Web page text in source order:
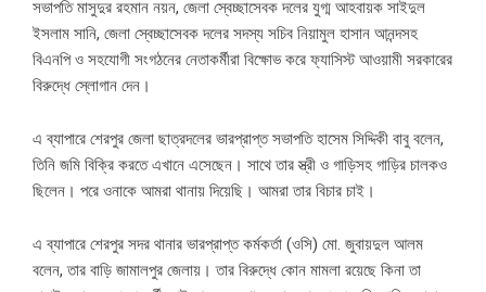
সভাপতি মাসুদুর রহমান নয়ন, জেলা স্বেচ্ছাসেবক দলের যুগ্ম আহবায়ক সাইদুল
ইসলাম সানি, জেলা স্বেচ্ছাসেবক দলের সদস্য সচিব নিয়ামুল হাসান আনন্দসহ
বিএনপি ও সহযোগী সংগঠনের নেতাকর্মীরা বিক্ষোভ করে ফ্যাসিস্ট আওয়ামী সরকারের
বিরুদ্ধে স্লোগান দেন।
এ ব্যাপারে শেরপুর জেলা ছাত্রদলের ভারপ্রাপ্ত সভাপতি হাসেম সিদ্দিকী বাবু বলেন,
তিনি জমি বিক্রি করতে এখানে এসেছেন। সাথে তার স্ত্রী ও গাড়িসহ গাড়ির চালকও
ছিলেন। পরে ওনাকে আমরা থানায় দিয়েছি। আমরা তার বিচার চাই।
এ ব্যাপারে শেরপুর সদর থানার ভারপ্রাপ্ত কর্মকর্তা (ওসি) মো. জুবায়দুল আলম
বলেন, তার বাড়ি জামালপুর জেলায়। তার বিরুদ্ধে কোন মামলা রয়েছে কিনা তা